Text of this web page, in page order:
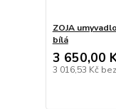
ZOJA
bílá
3 650,00
3 016,53 Kč